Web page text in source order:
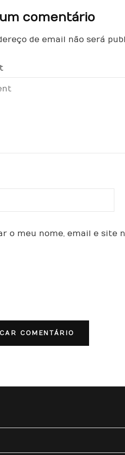
comentário
de email não será
o meu nome, email e site